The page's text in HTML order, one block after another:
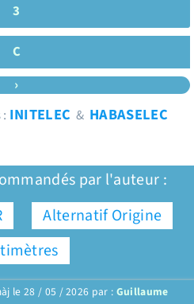
3
C
›
INITELEC & HABASELEC
par l'auteur :
Alternatif Origine
le 28 / 05 / 2026 par : Guillaume